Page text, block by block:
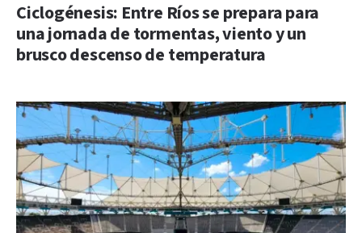
Ciclogénesis: Entre Ríos se prepara para
una jornada de tormentas, viento y un
brusco descenso de temperatura